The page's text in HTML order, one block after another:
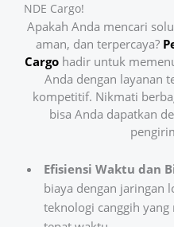
NDE Cargo!
Apakah Anda mencari
aman, dan terpercaya?
Cargohadir untuk
Anda dengan layanan
kompetitif. Nikmati
bisa Anda dapatkan
Efisiensi Waktu dan
biaya dengan jaringan
teknologi canggih